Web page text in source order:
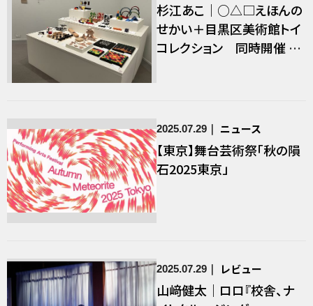
杉江あこ｜○△□えほんの
せかい＋目黒区美術館トイ
コレクション 同時開催 ク
2025.07.29 ニュース
【東京】舞台芸術祭「秋の隕
石2025東京」
2025.07.29 レビュー
山﨑健太｜ロロ『校舎、ナ